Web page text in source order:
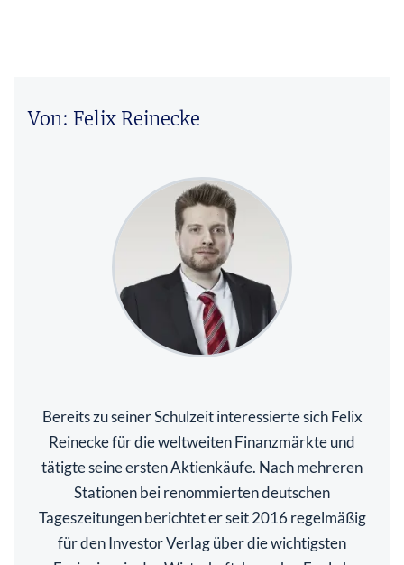
Von: Felix Reinecke
Bereits zu seiner Schulzeit interessierte sich Felix
Reinecke für die weltweiten Finanzmärkte und
tätigte seine ersten Aktienkäufe. Nach mehreren
Stationen bei renommierten deutschen
Tageszeitungen berichtet er seit 2016 regelmäßig
für den Investor Verlag über die wichtigsten